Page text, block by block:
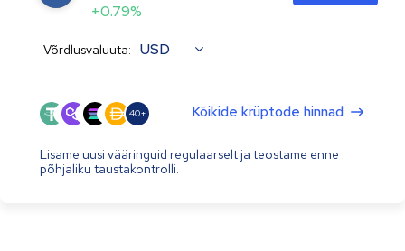
+0.79%
Võrdlusvaluuta: USD
40+ Kõikide krüptode hinnad
Lisame uusi vääringuid regulaarselt ja teostame enne
põhjaliku taustakontrolli.